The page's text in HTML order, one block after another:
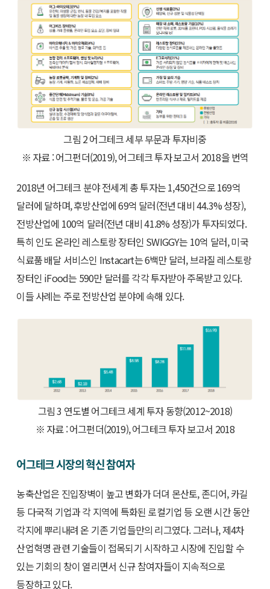
그림 2 어그테크 세부 부문과 투자비중
※ 자료 : 어그펀더(2019), 어그테크 투자 보고서 2018을 번역
2018년 어그테크 분야 전세계 총 투자는 1,450건으로 169억
달러에 달하며, 후방산업에 69억 달러(전년 대비 44.3% 성장),
전방산업에 100억 달러(전년 대비 41.8% 성장)가 투자되었다.
특히 인도 온라인 레스토랑 장터인 SWIGGY는 10억 달러, 미국
식료품 배달 서비스인 Instacart는 6백만 달러, 브라질 레스토랑
장터인 iFood는 590만 달러를 각각 투자받아 주목받고 있다.
이들 사례는 주로 전방산업 분야에 속해 있다.
그림 3 연도별 어그테크 세계 투자 동향(2012~2018)
※ 자료 : 어그펀더(2019), 어그테크 투자 보고서 2018
어그테크 시장의 혁신 참여자
농축산업은 진입장벽이 높고 변화가 더뎌 몬산토, 존디어, 카길
등 다국적 기업과 각 지역에 특화된 로컬기업 등 오랜 시간 동안
각지에 뿌리내려 온 기존 기업들만의 리그였다. 그러나, 제4차
산업혁명 관련 기술들이 접목되기 시작하고 시장에 진입할 수
있는 기회의 창이 열리면서 신규 참여자들이 지속적으로
등장하고 있다.